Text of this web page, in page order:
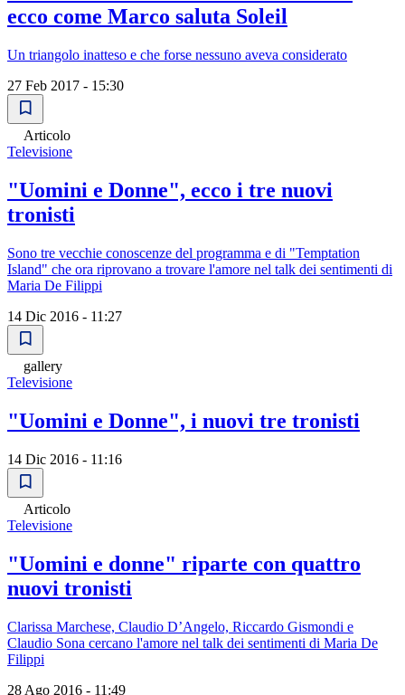
ecco come Marco saluta Soleil
Un triangolo inatteso e che forse nessuno aveva considerato
27 Feb 2017 - 15:30
Articolo
Televisione
"Uomini e Donne", ecco i tre nuovi
tronisti
Sono tre vecchie conoscenze del programma e di "Temptation
Island" che ora riprovano a trovare l'amore nel talk dei sentimenti di
Maria De Filippi
14 Dic 2016 - 11:27
gallery
Televisione
"Uomini e Donne", i nuovi tre tronisti
14 Dic 2016 - 11:16
Articolo
Televisione
"Uomini e donne" riparte con quattro
nuovi tronisti
Clarissa Marchese, Claudio D’Angelo, Riccardo Gismondi e
Claudio Sona cercano l'amore nel talk dei sentimenti di Maria De
Filippi
28 Ago 2016 - 11:49